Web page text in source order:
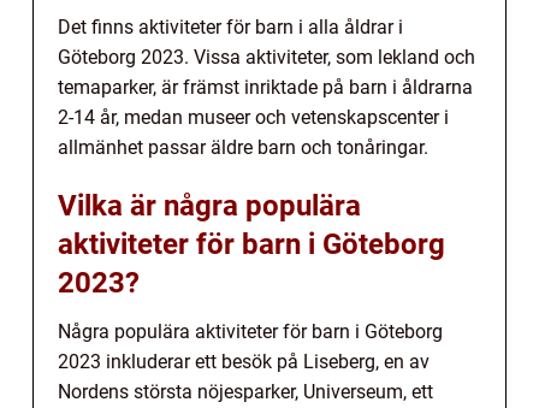
Det finns aktiviteter för barn i alla åldrar i
Göteborg 2023. Vissa aktiviteter, som lekland och
temaparker, är främst inriktade på barn i åldrarna
2-14 år, medan museer och vetenskapscenter i
allmänhet passar äldre barn och tonåringar.
Vilka är några populära
aktiviteter för barn i Göteborg
2023?
Några populära aktiviteter för barn i Göteborg
2023 inkluderar ett besök på Liseberg, en av
Nordens största nöjesparker, Universeum, ett